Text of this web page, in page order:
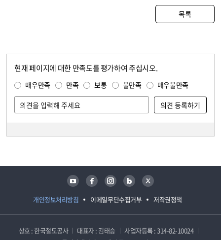
목록
현재 페이지에 대한 만족도를 평가하여 주십시오.
매우만족 만족 보통 불만족 매우불만족
개인정보처리방침 이메일무단수집거부 저작권정책
유튜브 페이스북 인스타그램 블로그 트위터
상호 : 한국철도공사 대표자 : 김태승
사업자등록 : 314-82-10024